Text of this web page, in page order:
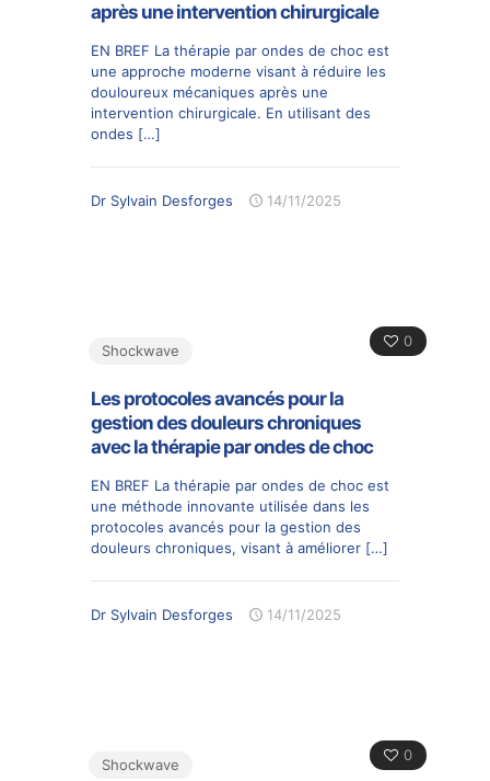
après une intervention chirurgicale
EN BREF La thérapie par ondes de choc est
une approche moderne visant à réduire les
douloureux mécaniques après une
intervention chirurgicale. En utilisant des
ondes […]
Dr Sylvain Desforges 14/11/2025
0
Shockwave
Les protocoles avancés pour la
gestion des douleurs chroniques
avec la thérapie par ondes de choc
EN BREF La thérapie par ondes de choc est
une méthode innovante utilisée dans les
protocoles avancés pour la gestion des
douleurs chroniques, visant à améliorer […]
Dr Sylvain Desforges 14/11/2025
0
Shockwave